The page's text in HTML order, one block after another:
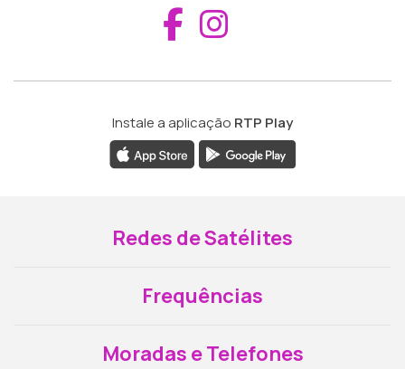
Aceder ao
Instale a aplicação RTP Play
Redes de Satélites
Frequências
Moradas e Telefones